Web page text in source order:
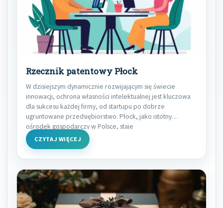
Rzecznik patentowy Płock
W dzisiejszym dynamicznie rozwijającym się świecie
innowacji, ochrona własności intelektualnej jest kluczowa
dla sukcesu każdej firmy, od startupu po dobrze
ugruntowane przedsiębiorstwo. Płock, jako istotny
ośrodek gospodarczy w Polsce, staje
CZYTAJ WIĘCEJ